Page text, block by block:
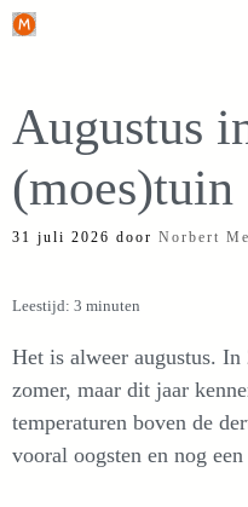
Ga
inhoud
Augustus
(moes)tuin
31 juli 2026 door Norbert
Leestijd: 3 minuten
Het is alweer augustus.
zomer, maar dit jaar
temperaturen boven de
vooral oogsten en nog